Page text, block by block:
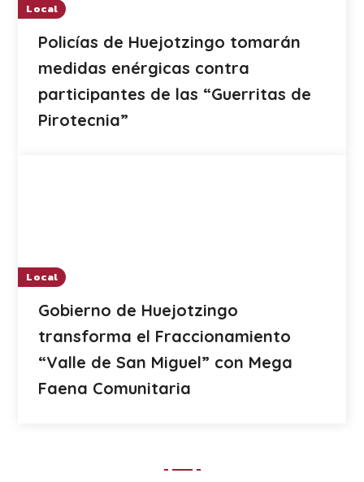
Local
Policías de Huejotzingo tomarán
medidas enérgicas contra
participantes de las “Guerritas de
Pirotecnia”
Local
Gobierno de Huejotzingo
transforma el Fraccionamiento
“Valle de San Miguel” con Mega
Faena Comunitaria